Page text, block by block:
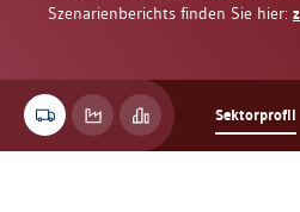
Szenarienberichts finden Sie hier:
Sektorprofil
Sektorprofil